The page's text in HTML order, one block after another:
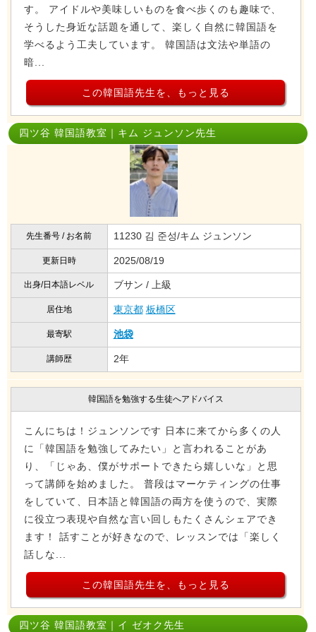
す。 アイドルや美味しいものを食べ歩くのも趣味で、
そうした身近な話題を通して、楽しく自然に韓国語を
学べるよう工夫しています。 韓国語は文法や単語の
暗...
この韓国語先生を、もっと見る
四ツ谷 韓国語教室｜キム ジュンソン先生
先生番号 / お名前 11230 김 준성/キム ジュンソン
更新日時 2025/08/19
出身/日本語レベル ブサン / 上級
居住地 東京都 板橋区
最寄駅 池袋
講師歴 2年
韓国語を勉強する生徒へアドバイス
こんにちは！ジュンソンです 日本に来てから多くの人
に「韓国語を勉強してみたい」と言われることがあ
り、「じゃあ、僕がサポートできたら嬉しいな」と思
って講師を始めました。 普段はマーケティングの仕事
をしていて、日本語と韓国語の両方を使うので、実際
に役立つ表現や自然な言い回しもたくさんシェアでき
ます！ 話すことが好きなので、レッスンでは「楽しく
話しな...
この韓国語先生を、もっと見る
四ツ谷 韓国語教室｜イ ゼオク先生